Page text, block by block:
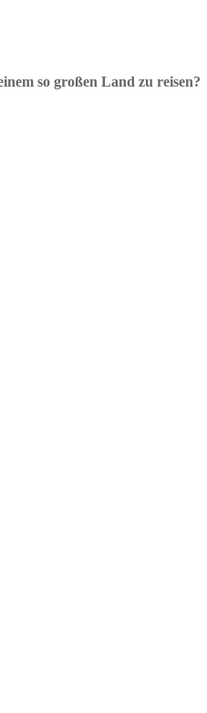
so großen Land zu reisen?